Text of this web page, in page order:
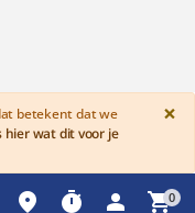
betekent dat we
hier wat dit voor je
×
place timer person shopping_cart0